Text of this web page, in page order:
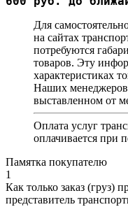
Для
на сайтах
потребуются
товаров. Эту
характеристиках
Наших
выставленном от
Оплата услуг
оплачивается при
Памятка покупателю
1
Как только заказ (груз)
представитель